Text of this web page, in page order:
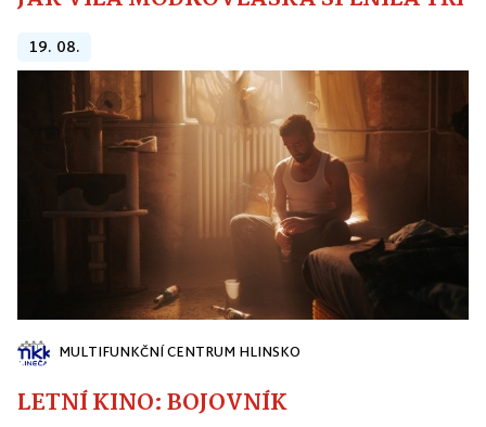
19. 08.
MULTIFUNKČNÍ CENTRUM HLINSKO
LETNÍ KINO: BOJOVNÍK